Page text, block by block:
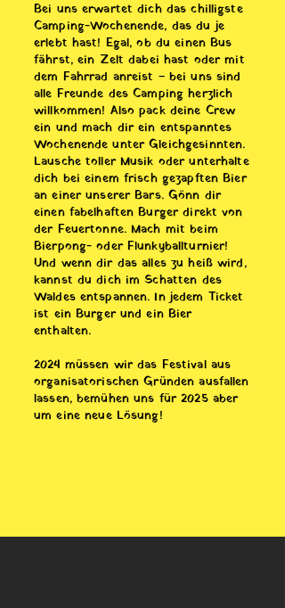
Bei uns erwartet dich das chilligste
Camping-Wochenende, das du je
erlebt hast! Egal, ob du einen Bus
fährst, ein Zelt dabei hast oder mit
dem Fahrrad anreist – bei uns sind
alle Freunde des Camping herzlich
willkommen! Also pack deine Crew
ein und mach dir ein entspanntes
Wochenende unter Gleichgesinnten.
Lausche toller Musik oder unterhalte
dich bei einem frisch gezapften Bier
an einer unserer Bars. Gönn dir
einen fabelhaften Burger direkt von
der Feuertonne. Mach mit beim
Bierpong- oder Flunkyballturnier!
Und wenn dir das alles zu heiß wird,
kannst du dich im Schatten des
Waldes entspannen. In jedem Ticket
ist ein Burger und ein Bier
enthalten.
2024 müssen wir das Festival aus
organisatorischen Gründen ausfallen
lassen, bemühen uns für 2025 aber
um eine neue Lösung!